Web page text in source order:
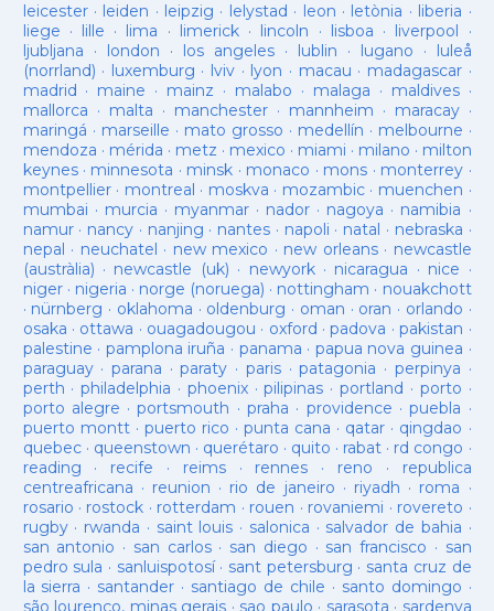
leicester· leiden · leipzig · lelystad · leon · letònia · liberia ·
liege · lille · lima · limerick· lincoln · lisboa · liverpool ·
ljubljana · london · los angeles· lublin · lugano · luleå
(norrland) · luxemburg · lviv · lyon · macau · madagascar·
madrid · maine · mainz · malabo · malaga · maldives·
mallorca · malta · manchester· mannheim · maracay·
maringá · marseille · mato grosso · medellín · melbourne ·
mendoza · mérida · metz · mexico · miami · milano · milton
keynes· minnesota · minsk · monaco · mons · monterrey ·
montpellier· montreal · moskva · mozambic· muenchen ·
mumbai · murcia · myanmar· nador · nagoya · namibia ·
namur· nancy · nanjing · nantes · napoli · natal · nebraska ·
nepal · neuchatel · new mexico · new orleans· newcastle
(austràlia) · newcastle (uk) · newyork· nicaragua · nice ·
niger· nigeria · norge (noruega) · nottingham · nouakchott
· nürnberg · oklahoma · oldenburg · oman · oran · orlando ·
osaka · ottawa · ouagadougou · oxford ·padova ·pakistan ·
palestine · pamplona iruña · panama · papua nova guinea ·
paraguay· parana ·paraty · paris·patagonia · perpinya ·
perth ·philadelphia · phoenix·pilipinas ·portland · porto ·
porto alegre ·portsmouth ·praha · providence ·puebla ·
puerto montt· puerto rico ·punta cana · qatar · qingdao ·
quebec· queenstown · querétaro · quito · rabat · rd congo ·
reading · recife · reims· rennes · reno · republica
centreafricana · reunion · rio de janeiro · riyadh · roma ·
rosario · rostock · rotterdam · rouen · rovaniemi · rovereto ·
rugby· rwanda · saint louis · salonica · salvador de bahia ·
san antonio · san carlos· san diego · san francisco · san
pedro sula · sanluispotosí· sant petersburg · santa cruz de
la sierra · santander · santiago de chile · santo domingo ·
são lourenço, minas gerais · sao paulo · sarasota · sardenya